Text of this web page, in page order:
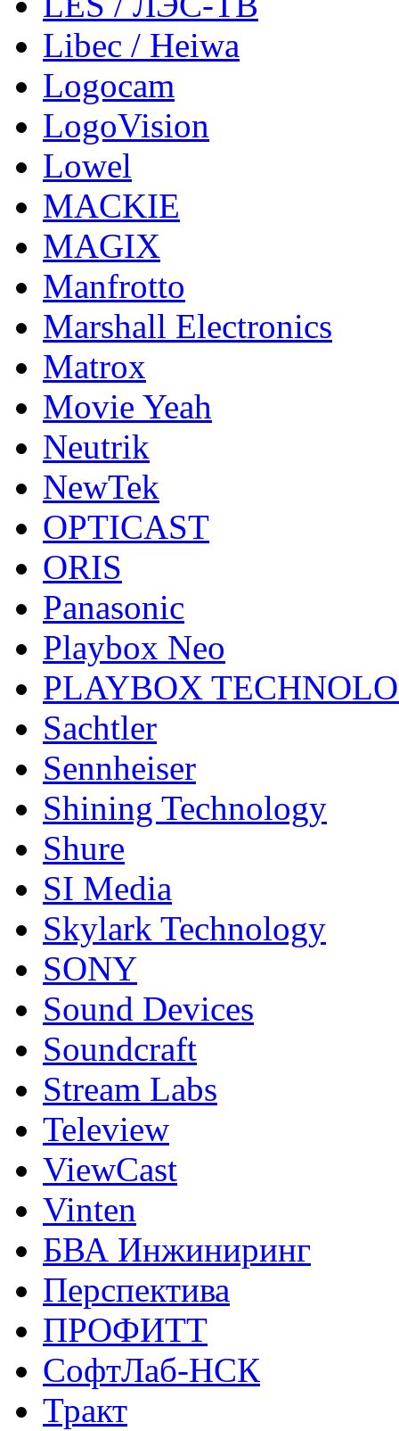
Libec / Heiwa
Logocam
LogoVision
Lowel
MACKIE
MAGIX
Manfrotto
Marshall Electronics
Matrox
Movie Yeah
Neutrik
NewTek
OPTICAST
ORIS
Panasonic
Playbox Neo
PLAYBOX
Sachtler
Sennheiser
Shining Technology
Shure
SI Media
Skylark Technology
SONY
Sound Devices
Soundcraft
Stream Labs
Teleview
ViewCast
Vinten
БВА Инжиниринг
Перспектива
ПРОФИТТ
СофтЛаб-НСК
Тракт